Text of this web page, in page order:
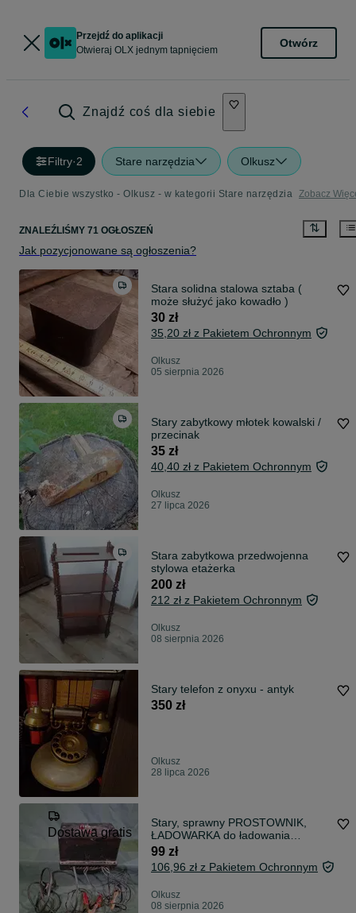
Przejdź do aplikacji
Otwieraj OLX jednym tapnięciem
Otwórz
Znajdź coś dla siebie
Filtry·2 Stare narzędzia Olkusz
Dla Ciebie wszystko - Olkusz - w kategorii Stare narzędzia Zobacz
ZNALEŹLIŚMY 71 OGŁOSZEŃ
Jak pozycjonowane są ogłoszenia?
Stara solidna stalowa sztaba (
może służyć jako kowadło )
30 zł
35,20 zł z Pakietem Ochronnym
Olkusz
05 sierpnia 2026
Stary zabytkowy młotek kowalski /
przecinak
35 zł
40,40 zł z Pakietem Ochronnym
Olkusz
27 lipca 2026
Stara zabytkowa przedwojenna
stylowa etażerka
200 zł
212 zł z Pakietem Ochronnym
Olkusz
08 sierpnia 2026
Stary telefon z onyxu - antyk
350 zł
Olkusz
28 lipca 2026
Dostawa gratis
Stary, sprawny PROSTOWNIK,
ŁADOWARKA do ładowania
akumulatorów, PRL 1967r. zabytek
techniki
99 zł
106,96 zł z Pakietem Ochronnym
Olkusz
08 sierpnia 2026